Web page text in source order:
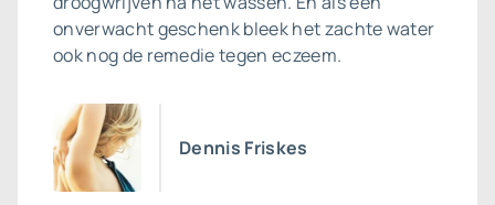
onverwacht geschenk bleek het zachte water
ook nog de remedie tegen eczeem.
Dennis Friskes